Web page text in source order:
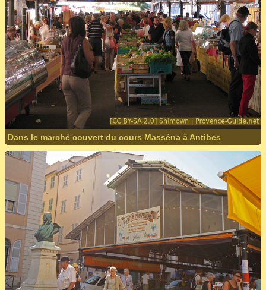
Dans le marché couvert du cours Masséna à Antibes